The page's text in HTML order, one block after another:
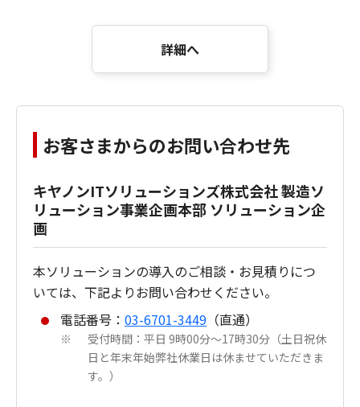
詳細へ
お客さまからのお問い合わせ先
キヤノンITソリューションズ株式会社 製造ソ
リューション事業企画本部 ソリューション企
画
本ソリューションの導入のご相談・お見積りにつ
いては、下記よりお問い合わせください。
電話番号： 03-6701-3449 （直通）
※
受付時間：平日 9時00分～17時30分（土日祝休
日と年末年始弊社休業日は休ませていただきま
す。）